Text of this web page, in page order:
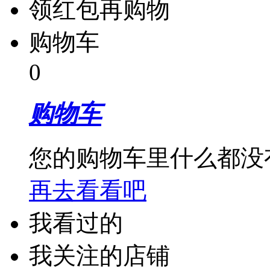
领红包再购物
购物车
0
购物车
您的购物车里什么都没
再去看看吧
我看过的
我关注的店铺